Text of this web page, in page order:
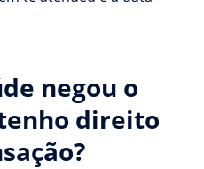
negou o
direito